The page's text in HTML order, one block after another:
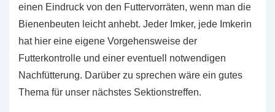
einen Eindruck von den Futtervorräten, wenn man die
Bienenbeuten leicht anhebt. Jeder Imker, jede Imkerin
hat hier eine eigene Vorgehensweise der
Futterkontrolle und einer eventuell notwendigen
Nachfütterung. Darüber zu sprechen wäre ein gutes
Thema für unser nächstes Sektionstreffen.